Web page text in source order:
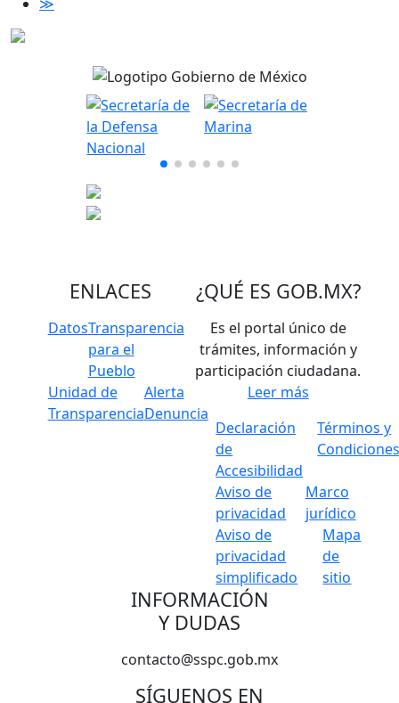
ENLACES
DatosTransparencia
para el
Pueblo
Unidad de
Transparencia
Alerta
Denuncia
¿QUÉ ES GOB.MX?
Es el portal único de
trámites, información y
participación ciudadana.
Leer más
Declaración
de
Accesibilidad
Términos y
Aviso de
privacidad
Marco
jurídico
Aviso de
privacidad
simplificado
Mapa
de
sitio
INFORMACIÓN
Y DUDAS
contacto@sspc.gob.mx
SÍGUENOS EN